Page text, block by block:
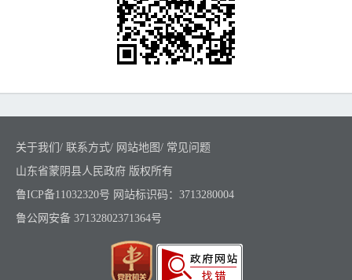
关于我们 / 联系方式/ 网站地图/ 常见问题
山东省蒙阴县人民政府 版权所有
鲁ICP备11032320号 网站标识码：3713280004
鲁公网安备 37132802371364号